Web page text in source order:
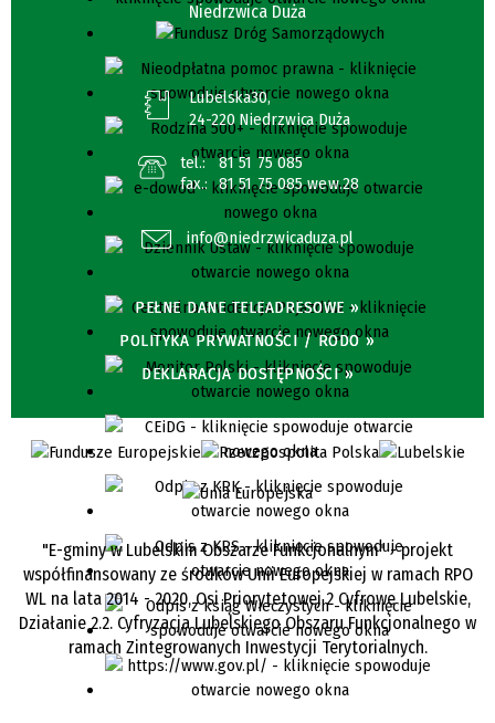
Niedrzwica Duża
Lubelska30,
24-220 Niedrzwica Duża
tel.:
81 51 75 085
fax.:
81 51 75 085 wew.28
info@niedrzwicaduza.pl
PEŁNE DANE TELEADRESOWE »
POLITYKA PRYWATNOŚCI / RODO »
DEKLARACJA DOSTĘPNOŚCI »
"E-gminy w Lubelskim Obszarze Funkcjonalnym" - projekt
współfinansowany ze środków Unii Europejskiej w ramach RPO
WL na lata 2014 - 2020, Osi Priorytetowej 2 Cyfrowe Lubelskie,
Działanie 2.2. Cyfryzacja Lubelskiego Obszaru Funkcjonalnego w
ramach Zintegrowanych Inwestycji Terytorialnych.